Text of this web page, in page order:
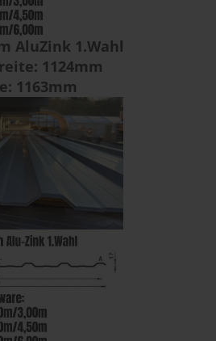
AluZink 1.Wahl
1124mm
1163mm